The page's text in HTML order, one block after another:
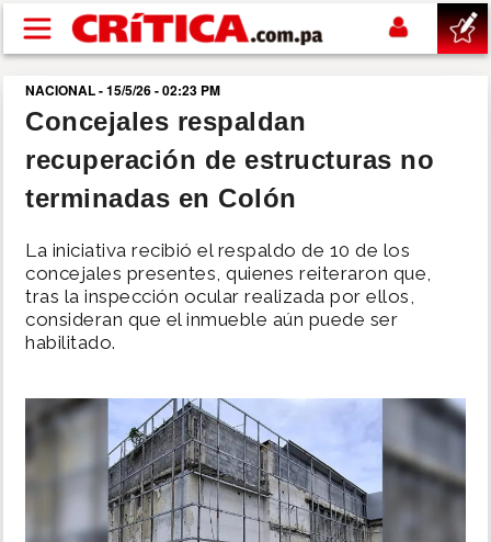
Pasar al contenido principal
buscar
SUCESOS
POLÍTICA
SHOW
DEPORTES
INSÓLITAS
NACIONAL - 15/5/26 - 02:23 PM
Concejales respaldan
recuperación de estructuras no
terminadas en Colón
La iniciativa recibió el respaldo de 10 de los
concejales presentes, quienes reiteraron que,
tras la inspección ocular realizada por ellos,
consideran que el inmueble aún puede ser
habilitado.